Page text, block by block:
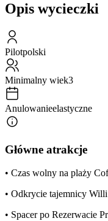
Opis wycieczki
Pilotpolski
Minimalny wiek3
Anulowanieelastyczne
Główne atrakcje
• Czas wolny na plaży
• Odkrycie tajemnicy
• Spacer po Rezerwacie